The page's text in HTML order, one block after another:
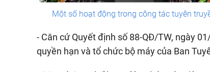
Một số hoạt động trong công tác tuyên
- Căn cứ Quyết định số 88-QĐ/TW, ngày
quyền hạn và tổ chức bộ máy của Ban